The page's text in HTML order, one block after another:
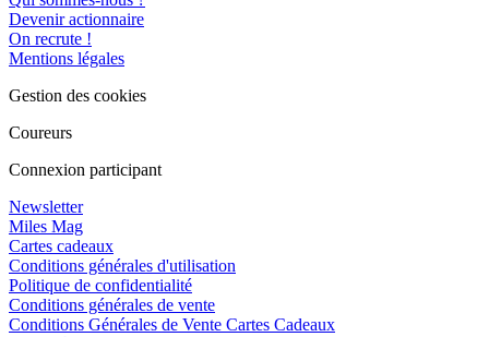
Devenir actionnaire
On recrute !
Mentions légales
Gestion des cookies
Coureurs
Connexion participant
Newsletter
Miles Mag
Cartes cadeaux
Conditions générales d'utilisation
Politique de confidentialité
Conditions générales de vente
Conditions Générales de Vente Cartes Cadeaux